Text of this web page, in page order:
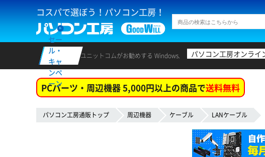
コスパで選ぼう！パソコン工房！
セー
ル・
キャ
ンペ
ーン
ユニットコムがお勧めする Windows. パソコン工房オンラ
PCパーツ・周辺機器 5,000円以上の商品で送料無料
パソコン工房通販トップ 周辺機器 ケーブル LANケーブル